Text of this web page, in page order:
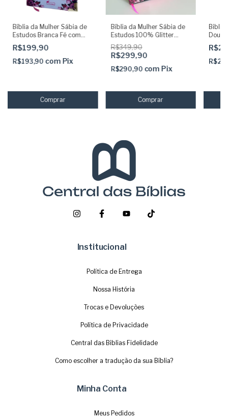
Bíblia da Mulher Sábia de
Estudos Branca Fé com
Harpa ARC
R$199,90
R$193,90 com Pix
Bíblia da Mulher Sábia de
Estudos 100% Glitter
Preta com Abas adesivas +
Elástico + Marca páginas
R$349,90
R$299,90
R$290,90 com Pix
Biblia
Institucional
Política de Entrega
Nossa História
Trocas e Devoluções
Política de Privacidade
Central das Biblias Fidelidade
Como escolher a tradução da sua Bíblia?
Minha Conta
Meus Pedidos